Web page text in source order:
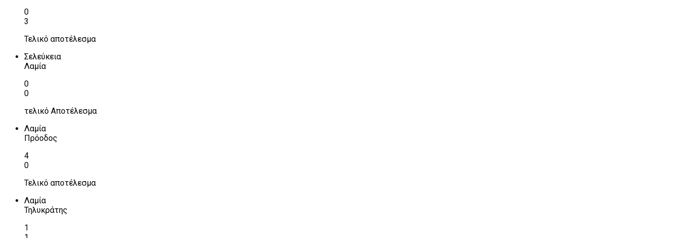
0
3
Τελικό αποτέλεσμα
Σελεύκεια
Λαμία
0
0
τελικό Αποτέλεσμα
Λαμία
Πρόοδος
4
0
Τελικό αποτέλεσμα
Λαμία
Τηλυκράτης
1